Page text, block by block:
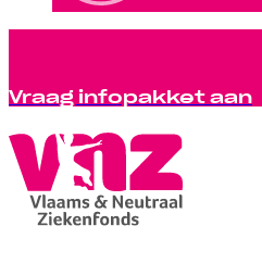
Vraag infopakket aan